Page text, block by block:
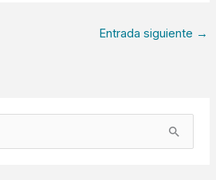
Entrada siguiente →